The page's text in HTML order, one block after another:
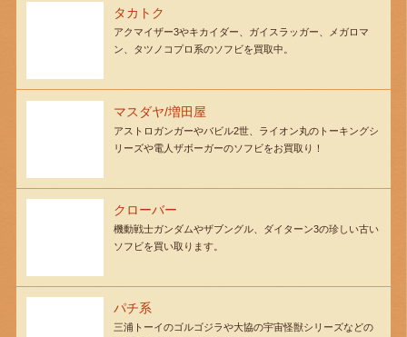
タカトク
アクマイザー3やキカイダー、ガイスラッガー、メガロマ
ン、タツノコプロ系のソフビを買取中。
マスダヤ/増田屋
アストロガンガーやバビル2世、ライオン丸のトーキングシ
リーズや電人ザボーガーのソフビをお買取り！
クローバー
機動戦士ガンダムやザブングル、ダイターン3の珍しい古い
ソフビを買い取ります。
パチ系
三浦トーイのゴルゴジラや大協の宇宙怪獣シリーズなどの